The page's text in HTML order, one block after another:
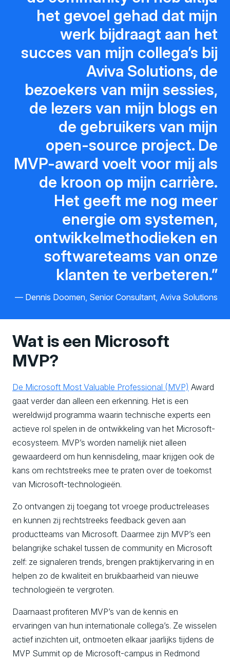
het gevoel gehad dat mijn
werk bijdraagt aan het
succes van mijn collega’s bij
Aviva Solutions, de
bezoekers van mijn sessies,
de lezers van mijn blogs en
de gebruikers van mijn
open-source project. De
MVP-award voelt voor mij als
de kroon op mijn carrière.
Het geeft me nog meer
energie om systemen,
ontwikkelmethodieken en
softwareteams van onze
klanten te verbeteren.
Dennis Doomen, Senior Consultant, Aviva Solutions
Wat is een Microsoft
MVP?
De Microsoft Most Valuable Professional (MVP) Award
gaat verder dan alleen een erkenning. Het is een
wereldwijd programma waarin technische experts een
actieve rol spelen in de ontwikkeling van het Microsoft-
ecosysteem. MVP’s worden namelijk niet alleen
gewaardeerd om hun kennisdeling, maar krijgen ook de
kans om rechtstreeks mee te praten over de toekomst
van Microsoft-technologieën.
Zo ontvangen zij toegang tot vroege productreleases
en kunnen zij rechtstreeks feedback geven aan
productteams van Microsoft. Daarmee zijn MVP’s een
belangrijke schakel tussen de community en Microsoft
zelf: ze signaleren trends, brengen praktijkervaring in en
helpen zo de kwaliteit en bruikbaarheid van nieuwe
technologieën te vergroten.
Daarnaast profiteren MVP’s van de kennis en
ervaringen van hun internationale collega’s. Ze wisselen
actief inzichten uit, ontmoeten elkaar jaarlijks tijdens de
MVP Summit op de Microsoft-campus in Redmond